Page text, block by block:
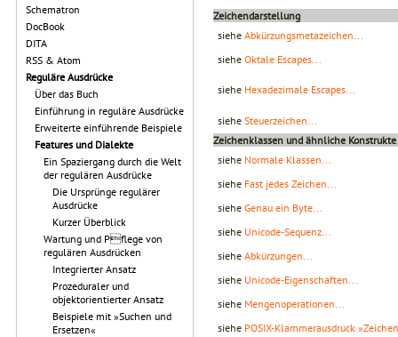
Schematron
DocBook
DITA
RSS & Atom
Reguläre Ausdrücke
Über das Buch
Einführung in reguläre Ausdrücke
Erweiterte einführende Beispiele
Features und Dialekte
Ein Spaziergang durch die Welt
der regulären Ausdrücke
Die Ursprünge regulärer
Ausdrücke
Kurzer Überblick
Wartung und Pflege von
regulären Ausdrücken
Integrierter Ansatz
Prozeduraler und
objektorientierter Ansatz
Beispiele mit »Suchen und
Ersetzen«
Zeichendarstellung
siehe Abkürzungsmetazeichen...
siehe Oktale Escapes...
siehe Hexadezimale Escapes...
siehe Steuerzeichen...
Zeichenklassen und ähnliche Konstrukte
siehe Normale Klassen...
siehe Fast jedes Zeichen...
siehe Genau ein Byte...
siehe Unicode-Sequenz...
siehe Abkürzungen...
siehe Unicode-Eigenschaften...
siehe Mengenoperationen...
siehe POSIX-Klammerausdruck